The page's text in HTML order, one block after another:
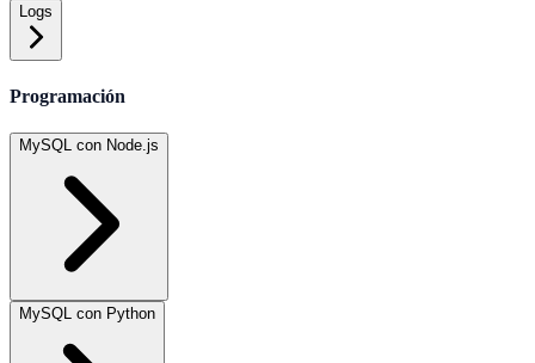
Logs
Programación
MySQL con Node.js
MySQL con Python